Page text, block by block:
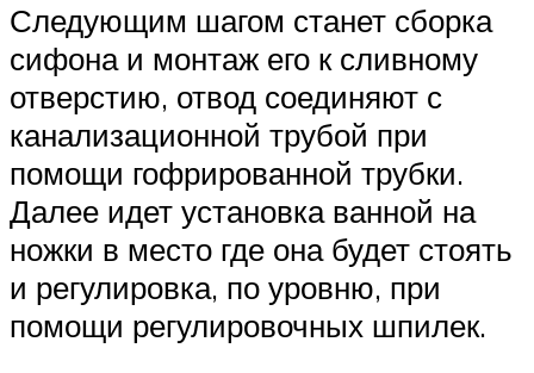
Следующим шагом станет сборка
сифона и монтаж его к сливному
отверстию, отвод соединяют с
канализационной трубой при
помощи гофрированной трубки.
Далее идет установка ванной на
ножки в место где она будет стоять
и регулировка, по уровню, при
помощи регулировочных шпилек.